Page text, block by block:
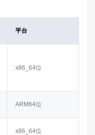
平台
x86_64位
ARM64位
x86_64位